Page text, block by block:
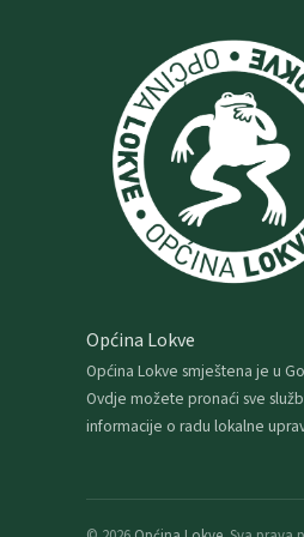
Općina Lokve
Općina Lokve smještena je u
Ovdje možete pronaći sve
informacije o radu lokalne